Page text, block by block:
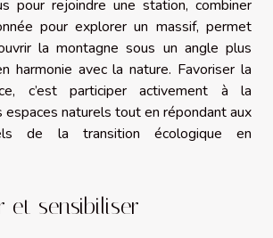
pour rejoindre une station, combiner
pour explorer un massif, permet
la montagne sous un angle plus
harmonie avec la nature. Favoriser la
c’est participer activement à la
naturels tout en répondant aux
de la transition écologique en
et sensibiliser